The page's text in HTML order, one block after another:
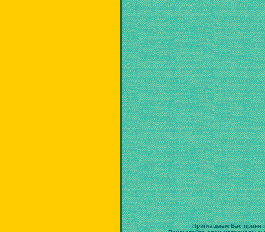
Приглашаем Вас